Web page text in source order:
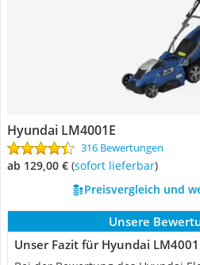
Hyundai LM4001E
316 Bewertungen
ab 129,00 € ( Sofort lieferbar)
Preisvergleich und
Unsere
Unser Fazit für Hyundai